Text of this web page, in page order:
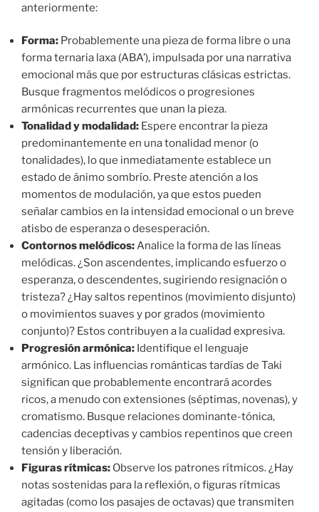
anteriormente:
Forma: Probablemente una pieza de forma libre o una
forma ternaria laxa (ABA’), impulsada por una narrativa
emocional más que por estructuras clásicas estrictas.
Busque fragmentos melódicos o progresiones
armónicas recurrentes que unan la pieza.
Tonalidad y modalidad: Espere encontrar la pieza
predominantemente en una tonalidad menor (o
tonalidades), lo que inmediatamente establece un
estado de ánimo sombrío. Preste atención a los
momentos de modulación, ya que estos pueden
señalar cambios en la intensidad emocional o un breve
atisbo de esperanza o desesperación.
Contornos melódicos:Analice la forma de las líneas
melódicas. ¿Son ascendentes, implicando esfuerzo o
esperanza, o descendentes, sugiriendo resignación o
tristeza? ¿Hay saltos repentinos (movimiento disjunto)
o movimientos suaves y por grados (movimiento
conjunto)? Estos contribuyen a la cualidad expresiva.
Progresión armónica: Identifique el lenguaje
armónico. Las influencias románticas tardías de Taki
significan que probablemente encontrará acordes
ricos, a menudo con extensiones (séptimas, novenas), y
cromatismo. Busque relaciones dominante-tónica,
cadencias deceptivas y cambios repentinos que creen
tensión y liberación.
Figuras rítmicas: Observe los patrones rítmicos. ¿Hay
notas sostenidas para la reflexión, o figuras rítmicas
agitadas (como los pasajes de octavas) que transmiten